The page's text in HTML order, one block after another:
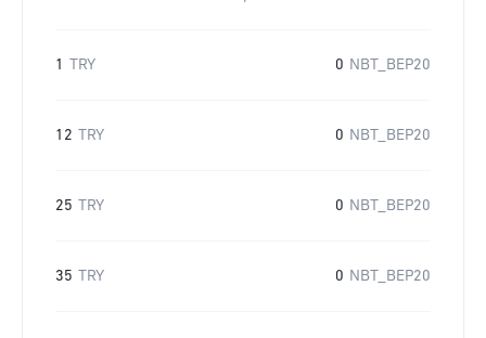
1 TRY 0 NBT_BEP20
12 TRY 0 NBT_BEP20
25 TRY 0 NBT_BEP20
35 TRY 0 NBT_BEP20